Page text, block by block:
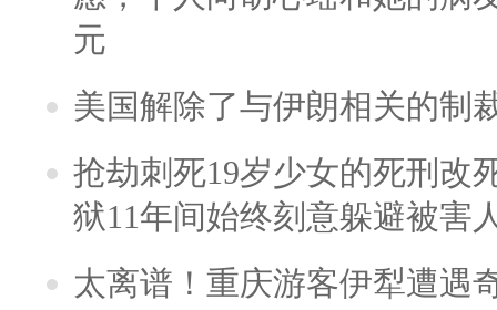
元
美国解除了与伊朗相关的制
抢劫刺死19岁少女的死刑改
狱11年间始终刻意躲避被害
太离谱！重庆游客伊犁遭遇